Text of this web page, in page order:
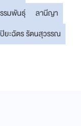
รมพันธุ์
ลานีญา
ปิยะฉัตร รัตนสุวรรณ